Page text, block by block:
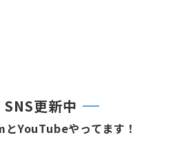
SNS更新中
YouTubeやってます！